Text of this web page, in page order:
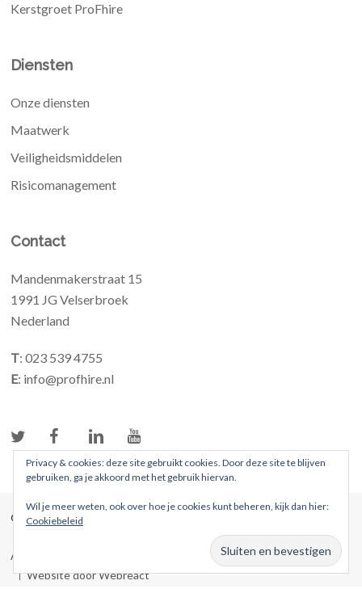
Kerstgroet ProFhire
Diensten
Onze diensten
Maatwerk
Veiligheidsmiddelen
Risicomanagement
Contact
Mandenmakerstraat 15
1991 JG Velserbroek
Nederland
T: 023 539 4755
E: info@profhire.nl
© 2026 ProFhire. Alle rechten voorbehouden
Algemene voorwaarden
Privacybeleid
Website door Webreact
Privacy & cookies: deze site gebruikt cookies. Door deze site te blijven
gebruiken, ga je akkoord met het gebruik hiervan.
Wil je meer weten, ook over hoe je cookies kunt beheren, kijk dan hier:
Cookiebeleid